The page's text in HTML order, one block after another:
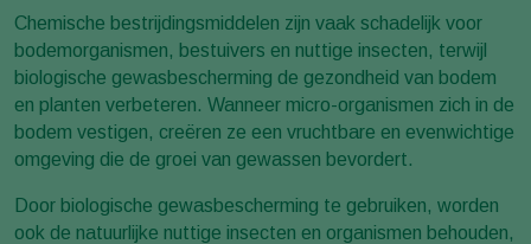
Chemische bestrijdingsmiddelen zijn vaak schadelijk voor
bodemorganismen, bestuivers en nuttige insecten, terwijl
biologische gewasbescherming de gezondheid van bodem
en planten verbeteren. Wanneer micro-organismen zich in de
bodem vestigen, creëren ze een vruchtbare en evenwichtige
omgeving die de groei van gewassen bevordert.
Door biologische gewasbescherming te gebruiken, worden
ook de natuurlijke nuttige insecten en organismen behouden,